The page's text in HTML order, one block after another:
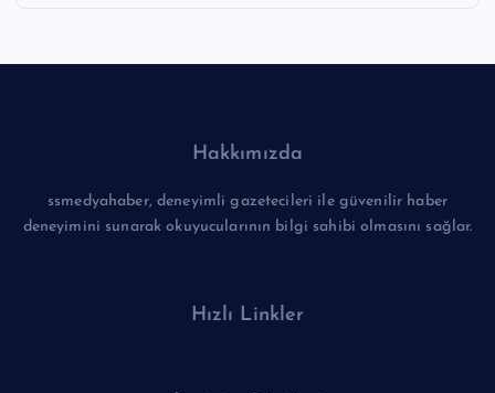
Hakkımızda
ssmedyahaber, deneyimli gazetecileri ile güvenilir haber
deneyimini sunarak okuyucularının bilgi sahibi olmasını sağlar.
Hızlı Linkler